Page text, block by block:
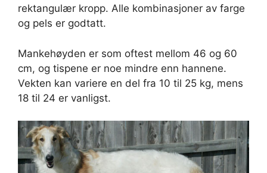
rektangulær kropp. Alle kombinasjoner av farge
og pels er godtatt.
Mankehøyden er som oftest mellom 46 og 60
cm, og tispene er noe mindre enn hannene.
Vekten kan variere en del fra 10 til 25 kg, mens
18 til 24 er vanligst.